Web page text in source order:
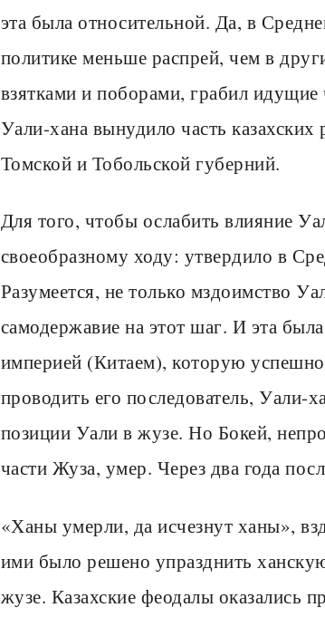
эта была относительной. Да, в
политике меньше распрей, чем в
взятками и поборами, грабил
Уали-хана вынудило часть казахских
Томской и Тобольской губерний.
Для того, чтобы ослабить влияние
своеобразному ходу: утвердило в
Разумеется, не только мздоимство
самодержавие на этот шаг. И эта
империей (Китаем), которую
проводить его последователь, Уали-
позиции Уали в жузе. Но Бокей,
части Жуза, умер. Через два года
«Ханы умерли, да исчезнут ханы»,
ими было решено упразднить
жузе. Казахские феодалы оказались